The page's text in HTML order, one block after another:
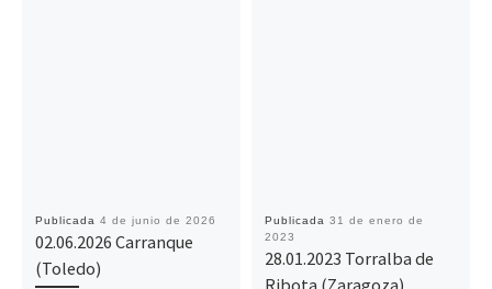
Publicada 4 de junio de 2026
02.06.2026 Carranque
(Toledo)
Publicada 31 de enero de
2023
28.01.2023 Torralba de
Ribota (Zaragoza)